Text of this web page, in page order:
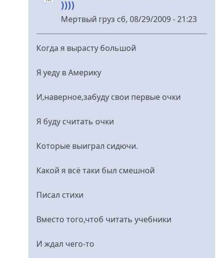
))))
Мертвый груз сб, 08/29/2009 - 21:23
У
бессильное
зловоние
Logos
Когда я вырасту большой
Я уеду в Америку
И,наверное,забуду свои первые очки
Я буду считать очки
Которые выиграл сидючи.
Какой я всё таки был смешной
Писал стихи
Вместо того,чтоб читать учебники
И ждал чего-то